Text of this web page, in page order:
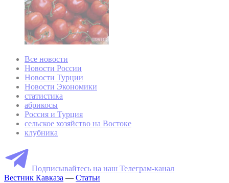
Все новости
Новости России
Новости Турции
Новости Экономики
статистика
абрикосы
Россия и Турция
сельское хозяйство на Востоке
клубника
Подписывайтесь на наш Телеграм-канал
Вестник Кавказа — Статьи